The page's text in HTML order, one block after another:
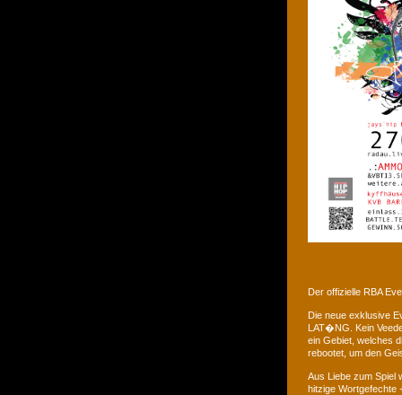
Der offizielle RBA
Die neue exklusive
LAT�NG. Kein
ein Gebiet, welches
rebootet, um den
Aus Liebe zum Spiel
hitzige Wortgefechte